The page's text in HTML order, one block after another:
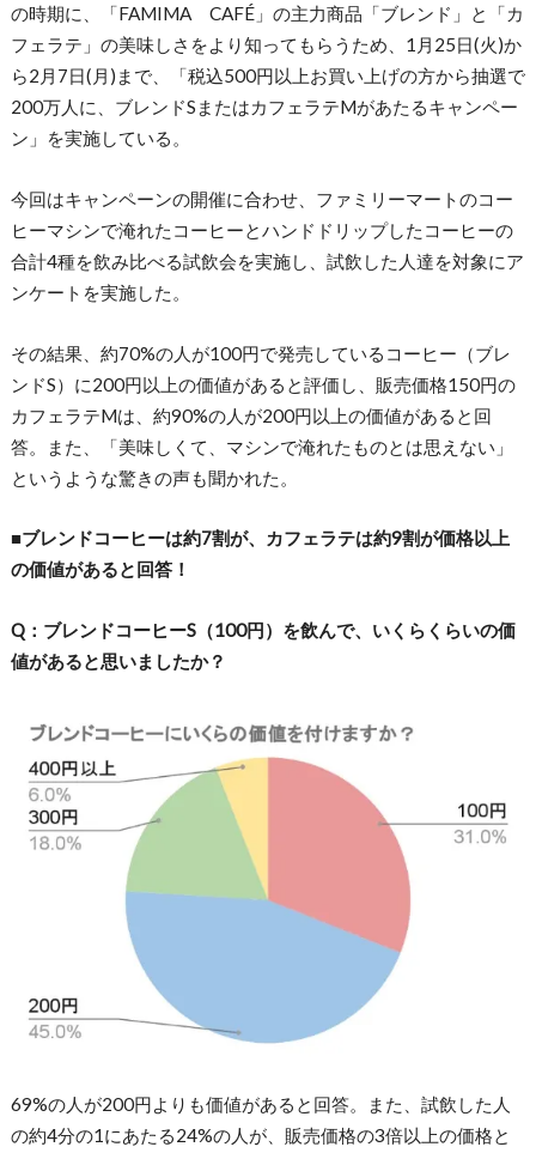
の時期に、「FAMIMA CAFÉ」の主力商品「ブレンド」と「カ
フェラテ」の美味しさをより知ってもらうため、1月25日(火)か
ら2月7日(月)まで、「税込500円以上お買い上げの方から抽選で
200万人に、ブレンドSまたはカフェラテMがあたるキャンペー
ン」を実施している。
今回はキャンペーンの開催に合わせ、ファミリーマートのコー
ヒーマシンで淹れたコーヒーとハンドドリップしたコーヒーの
合計4種を飲み比べる試飲会を実施し、試飲した人達を対象にア
ンケートを実施した。
その結果、約70%の人が100円で発売しているコーヒー（ブレ
ンドS）に200円以上の価値があると評価し、販売価格150円の
カフェラテMは、約90%の人が200円以上の価値があると回
答。また、「美味しくて、マシンで淹れたものとは思えない」
というような驚きの声も聞かれた。
■ブレンドコーヒーは約7割が、カフェラテは約9割が価格以上
の価値があると回答！
Q：ブレンドコーヒーS（100円）を飲んで、いくらくらいの価
値があると思いましたか？
69%の人が200円よりも価値があると回答。また、試飲した人
の約4分の1にあたる24%の人が、販売価格の3倍以上の価格と